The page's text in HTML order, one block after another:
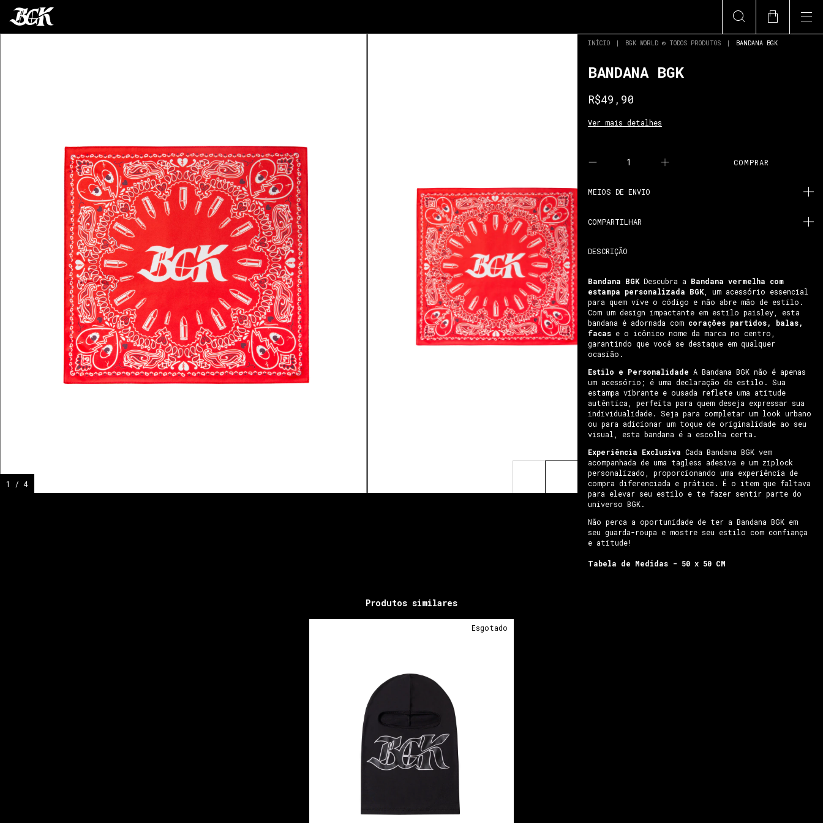
1 / 4
INÍCIO | BGK WORLD ® TODOS PRODUTOS | BANDANA BGK
BANDANA BGK
R$49,90
Ver mais detalhes
MEIOS DE ENVIO
COMPARTILHAR
DESCRIÇÃO
Bandana BGKDescubra a Bandana vermelha com
estampa personalizada BGK, um acessório essencial
para quem vive o código e não abre mão de estilo.
Com um design impactante em estilo paisley, esta
bandana é adornada com corações partidos, balas,
facas e o icônico nome da marca no centro,
garantindo que você se destaque em qualquer
ocasião.
Estilo e Personalidade A Bandana BGK não é apenas
um acessório; é uma declaração de estilo. Sua
estampa vibrante e ousada reflete uma atitude
autêntica, perfeita para quem deseja expressar sua
individualidade. Seja para completar um look urbano
ou para adicionar um toque de originalidade ao seu
visual, esta bandana é a escolha certa.
Experiência Exclusiva Cada Bandana BGK vem
acompanhada de uma tagless adesiva e um ziplock
personalizado, proporcionando uma experiência de
compra diferenciada e prática. É o item que faltava
para elevar seu estilo e te fazer sentir parte do
universo BGK.
Não perca a oportunidade de ter a Bandana BGK em
seu guarda-roupa e mostre seu estilo com confiança
e atitude!
Tabela de Medidas - 50 x 50 CM
Produtos similares
Esgotado